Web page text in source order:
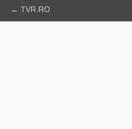
← TVR.RO